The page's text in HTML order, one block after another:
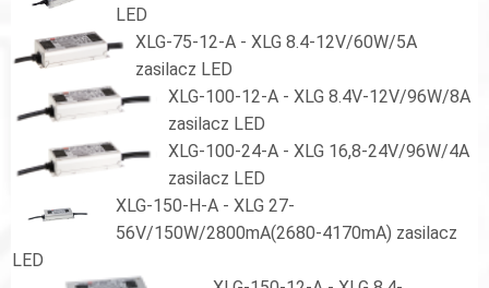
LED
XLG-75-12-A - XLG 8.4-12V/60W/5A
zasilacz LED
XLG-100-12-A - XLG 8.4V-12V/96W/8A
zasilacz LED
XLG-100-24-A - XLG 16,8-24V/96W/4A
zasilacz LED
XLG-150-H-A - XLG 27-
56V/150W/2800mA(2680-4170mA) zasilacz
LED